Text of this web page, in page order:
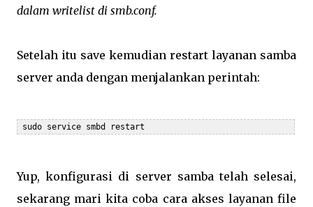
dalam writelist di smb.conf.
Setelah itu save kemudian restart layanan samba
server anda dengan menjalankan perintah:
sudo service smbd restart
Yup, konfigurasi di server samba telah selesai,
sekarang mari kita coba cara akses layanan file